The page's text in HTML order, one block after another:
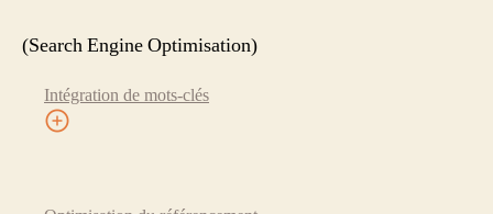
(Search Engine Optimisation)
Intégration de mots-clés